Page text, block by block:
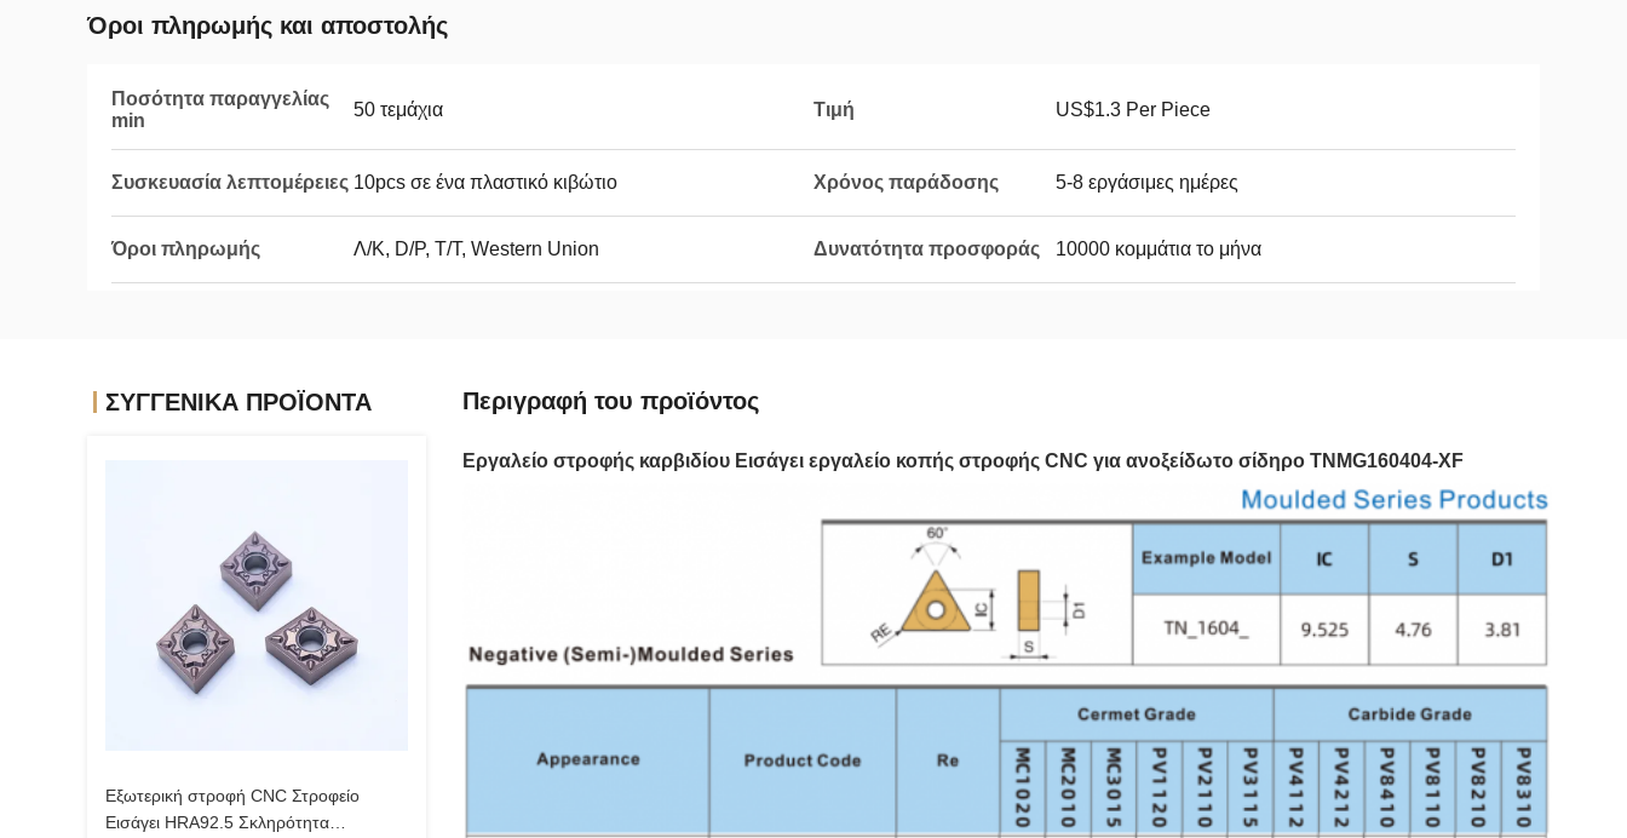
Όροι πληρωμής και αποστολής
Ποσότητα παραγγελίας
min
50 τεμάχια Τιμή US$1.3 Per Piece
Συσκευασία λεπτομέρειες 10pcs σε ένα πλαστικό κιβώτιο Χρόνος παράδοσης 5-8 εργάσιμες ημέρες
Όροι πληρωμής Λ/Κ, D/P, T/T, Western Union Δυνατότητα προσφοράς 10000 κομμάτια το μήνα
ΣΥΓΓΕΝΙΚΆ ΠΡΟΪΌΝΤΑ
Εξωτερική στροφή CNC Στροφείο
Εισάγει HRA92.5 Σκληρότητα
Περιγραφή του προϊόντος
Εργαλείο στροφής καρβιδίου Εισάγει εργαλείο κοπής στροφής CNC για ανοξείδωτο σίδηρο TNMG160404-XF